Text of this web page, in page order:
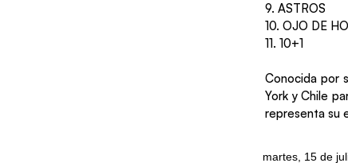
9. ASTROS
10. OJO DE
11. 10+1
Conocida por
York y Chile
representa su
martes, 15 de